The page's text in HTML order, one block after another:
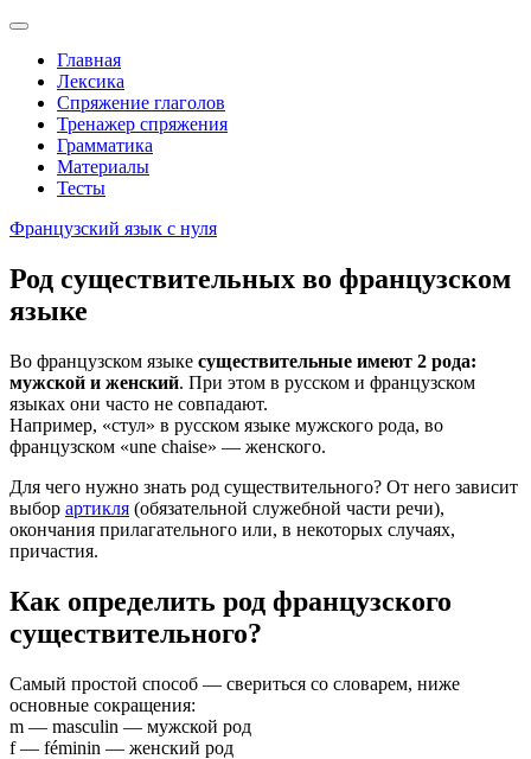
Перейти
содержимому
Главная
Лексика
Спряжение глаголов
Тренажер спряжения
Грамматика
Материалы
Тесты
Французский язык с нуля
Род существительных во французском
языке
Во французском языке существительные имеют 2 рода:
мужской и женский. При этом в русском и французском
языках они часто не совпадают.
Например, «стул» в русском языке мужского рода, во
французском «une chaise» — женского.
Для чего нужно знать род существительного? От него зависит
выбор артикля (обязательной служебной части речи),
окончания прилагательного или, в некоторых случаях,
причастия.
Как определить род французского
существительного?
Самый простой способ — свериться со словарем, ниже
основные сокращения:
m — masculin — мужской род
f — féminin — женский род